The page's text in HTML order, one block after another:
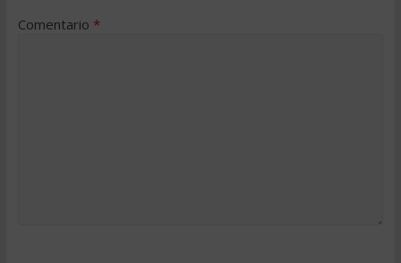
Comentario *